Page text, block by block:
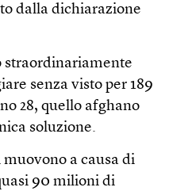
dalla dichiarazione
straordinariamente
senza visto per 189
28, quello afghano
soluzione.
a causa di
90 milioni di